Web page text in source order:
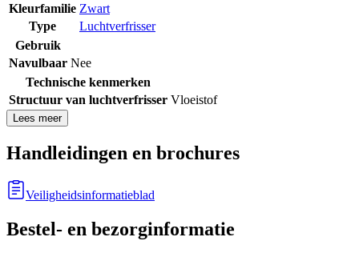
Kleurfamilie Zwart
Type
Luchtverfrisser
Gebruik
Navulbaar Nee
Technische kenmerken
Structuur van luchtverfrisser Vloeistof
Lees meer
Handleidingen en brochures
Veiligheidsinformatieblad
Bestel- en bezorginformatie